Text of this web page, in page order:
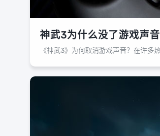
神武3为什么没了游戏声音